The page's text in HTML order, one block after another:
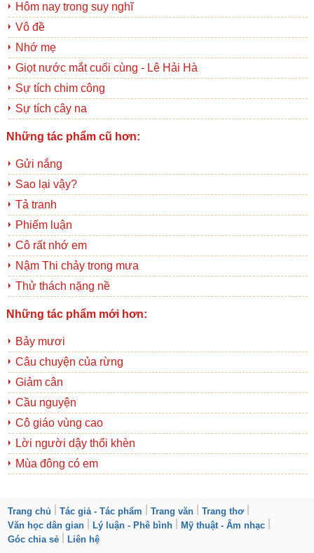
Hôm nay trong suy nghĩ
Vô đề
Nhớ mẹ
Giọt nước mắt cuối cùng - Lê Hải Hà
Sự tích chim công
Sự tích cây na
Những tác phẩm cũ hơn:
Gửi nắng
Sao lại vậy?
Tả tranh
Phiếm luận
Cô rất nhớ em
Nậm Thi chảy trong mưa
Thử thách nặng nề
Những tác phẩm mới hơn:
Bảy mươi
Câu chuyện của rừng
Giảm cân
Cầu nguyện
Cô giáo vùng cao
Lời người dậy thổi khèn
Mùa đông có em
Trang chủ Tác giả - Tác phẩm Trang văn
Trang thơ
Văn học dân gian
Lý luận - Phê bình
Mỹ thuật - Âm nhạc
Góc chia sẻ
Liên hệ